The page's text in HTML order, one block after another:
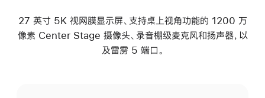
27 英寸 5K 视网膜显示屏、支持桌上视角功能的 1200 万
像素 Center Stage 摄像头、录音棚级麦克风和扬声器，以
及雷雳 5 端口。